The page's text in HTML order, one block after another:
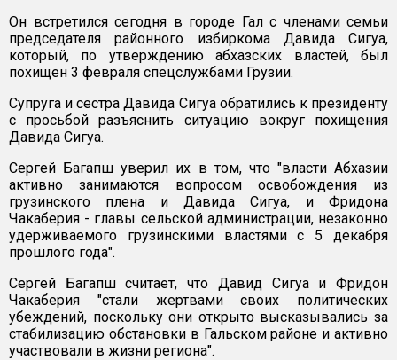
Он встретился сегодня в городе Гал с членами семьи
председателя районного избиркома Давида Сигуа,
который, по утверждению абхазских властей, был
похищен 3 февраля спецслужбами Грузии.
Супруга и сестра Давида Сигуа обратились к президенту
с просьбой разъяснить ситуацию вокруг похищения
Давида Сигуа.
Сергей Багапш уверил их в том, что "власти Абхазии
активно занимаются вопросом освобождения из
грузинского плена и Давида Сигуа, и Фридона
Чакаберия - главы сельской администрации, незаконно
удерживаемого грузинскими властями с 5 декабря
прошлого года".
Сергей Багапш считает, что Давид Сигуа и Фридон
Чакаберия "стали жертвами своих политических
убеждений, поскольку они открыто высказывались за
стабилизацию обстановки в Гальском районе и активно
участвовали в жизни региона".